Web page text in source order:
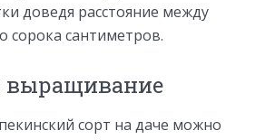
доведя расстояние между
сорока сантиметров.
выращивание
сорт на даче можно